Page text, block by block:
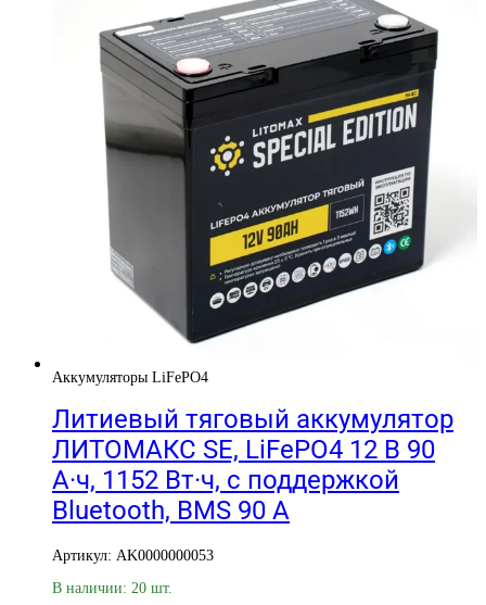
Аккумуляторы LiFePO4
Литиевый тяговый аккумулятор
ЛИТОМАКС SE, LiFePO4 12 В 90
А·ч, 1152 Вт·ч, с поддержкой
Bluetooth, BMS 90 А
Артикул: AK0000000053
В наличии: 20 шт.